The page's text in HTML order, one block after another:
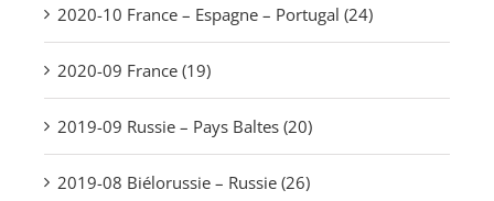
2020-10 France – Espagne – Portugal (24)
2020-09 France (19)
2019-09 Russie – Pays Baltes (20)
2019-08 Biélorussie – Russie (26)